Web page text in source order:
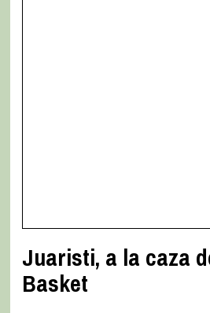
Juaristi, a la caza
Basket